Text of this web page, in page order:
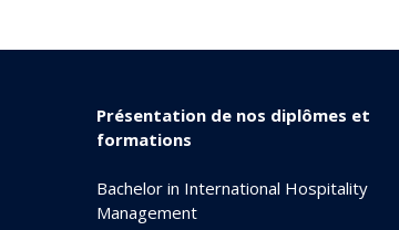
Présentation de nos diplômes et
formations
Bachelor in International Hospitality
Management